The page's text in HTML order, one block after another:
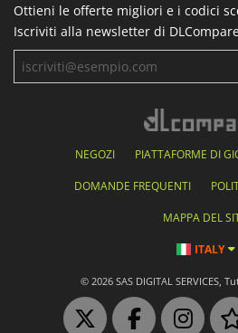
Ottieni le offerte migliori e i codici
Iscriviti alla newsletter di
NEGOZI PIATTAFORME DI
DOMANDE FREQUENTI
MAPPA DEL
ITALY
© 2026 SAS DIGITAL SERVICES,